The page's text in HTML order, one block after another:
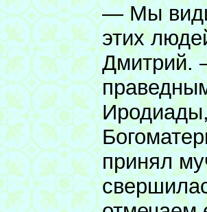
— Мы
этих
Дмитрий.
принял